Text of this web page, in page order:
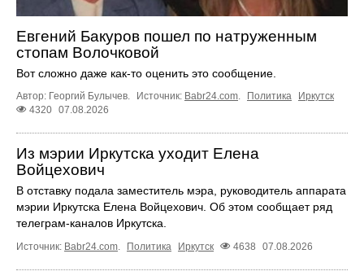
Евгений Бакуров пошел по натруженным
стопам Волочковой
Вот сложно даже как-то оценить это сообщение.
Автор: Георгий Булычев. Источник: Babr24.com Политика
Иркутск
4320 07.08.2026
Из мэрии Иркутска уходит Елена
Войцехович
В отставку подала заместитель мэра, руководитель аппарата
мэрии Иркутска Елена Войцехович. Об этом сообщает ряд
телеграм‑каналов Иркутска.
Источник: Babr24.com Политика Иркутск 4638 07.08.2026